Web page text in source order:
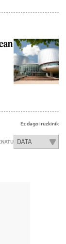
Ez dago iruzkinik